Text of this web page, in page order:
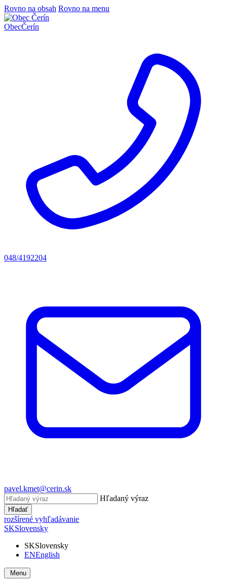
Rovno na obsah Rovno na menu
ObecČerín
048/4192204
pavel.kmet@cerin.sk
Hľadaný výraz
Hľadať
rozšírené vyhľadávanie
SKSlovensky
SKSlovensky
ENEnglish
Menu